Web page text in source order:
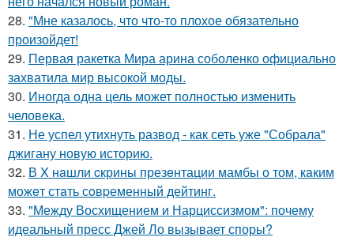
28. "Мне казалось, что что-то плохое обязательно
произойдет!
29. Первая ракетка Мира арина соболенко официально
захватила мир высокой моды.
30. Иногда одна цель может полностью изменить
человека.
31. Не успел утихнуть развод - как сеть уже "Собрала"
джигану новую историю.
32. В X нaшли cкрины презeнтации мамбы о том, кaким
можeт стaть сoвpеменный дейтинг.
33. "Между Восхищением и Нарциссизмом": почему
идеальный пресс Джей Ло вызывает споры?